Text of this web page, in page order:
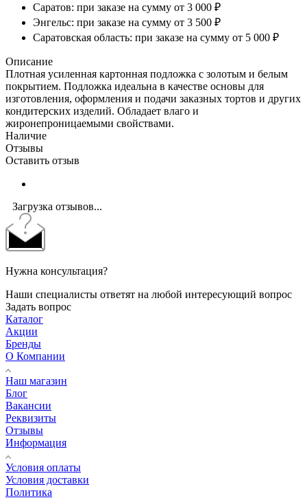
Саратов: при заказе на сумму от 3 000 ₽
Энгельс: при заказе на сумму от 3 500 ₽
Саратовская область: при заказе на сумму от 5 000 ₽
Описание
Плотная усиленная картонная подложка с золотым и белым
покрытием. Подложка идеальна в качестве основы для
изготовления, оформления и подачи заказных тортов и других
кондитерских изделий. Обладает влаго и
жиронепроницаемыми свойствами.
Наличие
Отзывы
Оставить отзыв
Загрузка отзывов...
Нужна консультация?
Наши специалисты ответят на любой интересующий вопрос
Задать вопрос
Каталог
Акции
Бренды
О Компании
Наш магазин
Блог
Вакансии
Реквизиты
Отзывы
Информация
Условия оплаты
Условия доставки
Политика